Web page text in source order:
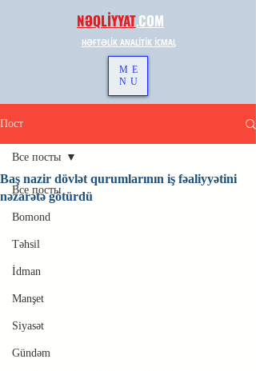
NƏQLİYYAT.COM
HƏFTƏLİK ANALİTİK İCMAL
ME
NU
Пост
Все посты
Bomond
Təhsil
İdman
Manşet
Siyasət
Gündəm
Все посты
Baş nazir dövlət qurumlarının iş fəaliyyətini
nəzarətə götürdü